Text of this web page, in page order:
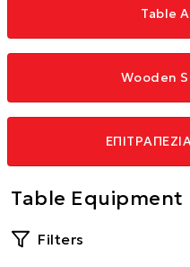
Table
Wooden
Table Equipment
Filters